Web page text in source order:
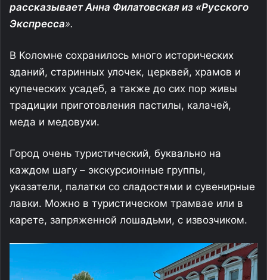
рассказывает Анна Филатовская из «Русского
Экспресса».
В Коломне сохранилось много исторических
зданий, старинных улочек, церквей, храмов и
купеческих усадеб, а также до сих пор живы
традиции приготовления пастилы, калачей,
меда и медовухи.
Город очень туристический, буквально на
каждом шагу – экскурсионные группы,
указатели, палатки со сладостями и сувенирные
лавки. Можно в туристическом трамвае или в
карете, запряженной лошадьми, с извозчиком.